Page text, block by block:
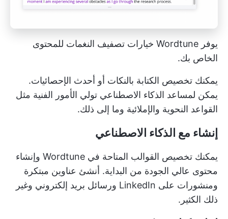
يوفر Wordtune خيارات تصفيف النغمات للمحتوى
الخاص بك.
يمكنك تخصيص الكتابة بالنكات أو أحدث الإحصائيات.
يمكن لمساعد الذكاء الاصطناعي تولي الأمور الفنية مثل
القواعد النحوية والإملائية وما إلى ذلك.
إنشاء مع الذكاء الاصطناعي
يمكنك تخصيص القوالب المتاحة في Wordtune وإنشاء
محتوى عالي الجودة من البداية. أنشئ عناوين مبتكرة
ومنشورات على LinkedIn ورسائل بريد إلكتروني وغير
ذلك الكثير.